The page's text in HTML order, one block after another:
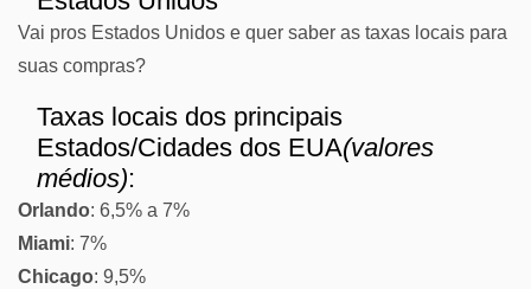
Vai pros Estados Unidos e quer saber as taxas locais para
suas compras?
Taxas locais dos principais
Estados/Cidades dos EUA(valores
médios):
Orlando: 6,5% a 7%
Miami: 7%
Chicago: 9,5%